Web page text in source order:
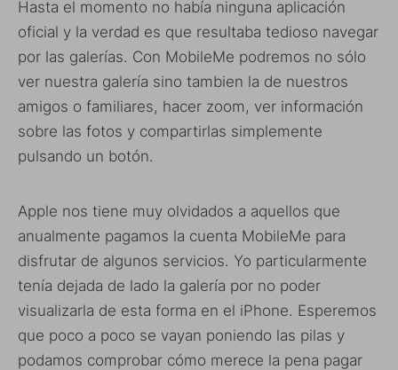
Hasta el momento no había ninguna aplicación
oficial y la verdad es que resultaba tedioso navegar
por las galerías. Con MobileMe podremos no sólo
ver nuestra galería sino tambien la de nuestros
amigos o familiares, hacer zoom, ver información
sobre las fotos y compartirlas simplemente
pulsando un botón.
Apple nos tiene muy olvidados a aquellos que
anualmente pagamos la cuenta MobileMe para
disfrutar de algunos servicios. Yo particularmente
tenía dejada de lado la galería por no poder
visualizarla de esta forma en el iPhone. Esperemos
que poco a poco se vayan poniendo las pilas y
podamos comprobar cómo merece la pena pagar